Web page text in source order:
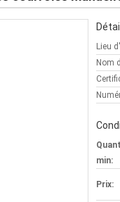
Lieu
Nom
min:
Prix: